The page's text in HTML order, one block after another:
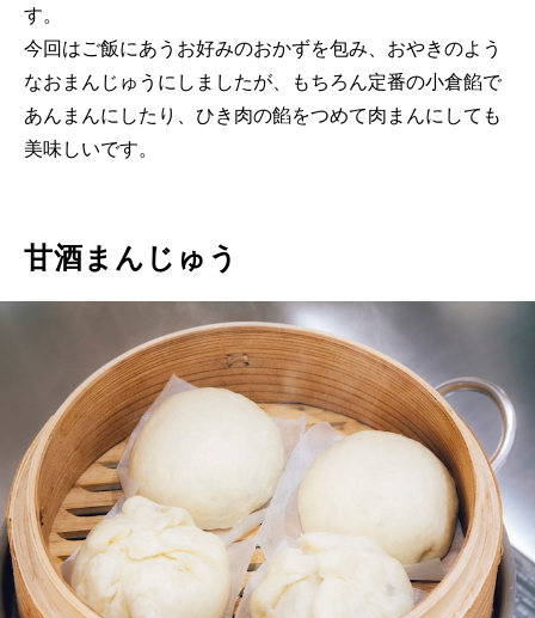
す。
今回はご飯にあうお好みのおかずを包み、おやきのよう
なおまんじゅうにしましたが、もちろん定番の小倉餡で
あんまんにしたり、ひき肉の餡をつめて肉まんにしても
美味しいです。
甘酒まんじゅう